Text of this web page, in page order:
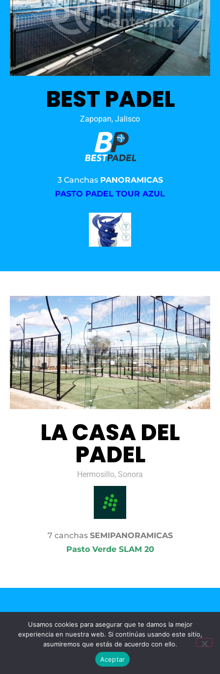
BEST PADEL
Zapopan, Jalisco
3 Canchas PANORAMICAS
PASTO PADEL TOUR AZUL
LA CASA DEL
PADEL
Hermosillo, Sonora
7 canchas SEMIPANORAMICAS
Pasto Verde SLAM 20
Usamos cookies para asegurar que te damos la mejor
experiencia en nuestra web. Si continúas usando este sitio,
asumiremos que estás de acuerdo con ello.
Aceptar